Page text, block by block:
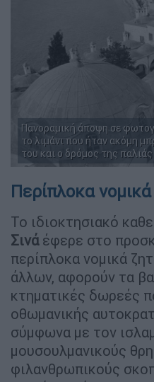
Πανοραμική άποψη σε
το λιμάνι που ήταν ακόμη
του και ο δρόμος της
Περίπλοκα
Το ιδιοκτησιακό
Σινάέφερε στο
περίπλοκα νομικά
άλλων, αφορούν τα
κτηματικές δωρεές
οθωμανικής
σύμφωνα με τον
μουσουλμανικούς
φιλανθρωπικούς